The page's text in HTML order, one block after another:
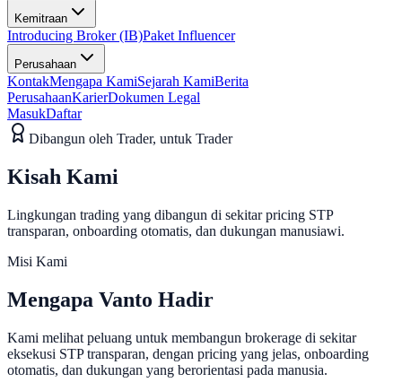
Kemitraan
Introducing Broker (IB)Paket Influencer
Perusahaan
KontakMengapa KamiSejarah KamiBerita
PerusahaanKarierDokumen Legal
MasukDaftar
Dibangun oleh Trader, untuk Trader
Kisah Kami
Lingkungan trading yang dibangun di sekitar pricing STP
transparan, onboarding otomatis, dan dukungan manusiawi.
Misi Kami
Mengapa Vanto Hadir
Kami melihat peluang untuk membangun brokerage di sekitar
eksekusi STP transparan, dengan pricing yang jelas, onboarding
otomatis, dan dukungan yang berorientasi pada manusia.